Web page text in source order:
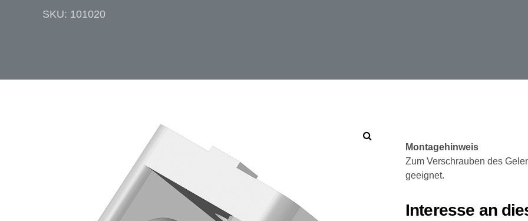
SKU: 101020
Montagehinweis
Zum Verschrauben des
geeignet.
Interesse an